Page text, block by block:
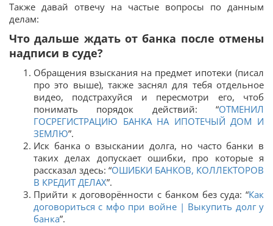
Также давай отвечу на частые вопросы по данным
делам:
Что дальше ждать от банка после отмены
надписи в суде?
Обращения взыскания на предмет ипотеки (писал
про это выше), также заснял для тебя отдельное
видео, подстрахуйся и пересмотри его, чтоб
понимать порядок действий: “ОТМЕНИЛ
ГОСРЕГИСТРАЦИЮ БАНКА НА ИПОТЕЧЫЙ ДОМ И
ЗЕМЛЮ”.
Иск банка о взыскании долга, но часто банки в
таких делах допускает ошибки, про которые я
рассказал здесь: “ОШИБКИ БАНКОВ, КОЛЛЕКТОРОВ
В КРЕДИТ ДЕЛАХ”.
Прийти к договорённости с банком без суда: “Как
договориться с мфо при войне | Выкупить долг у
банка”.